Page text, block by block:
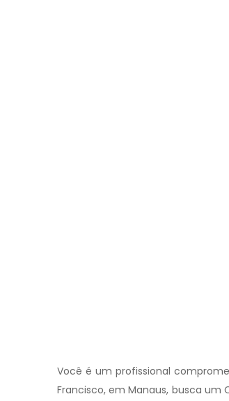
Você é um profissional
Francisco, em Manaus, busca